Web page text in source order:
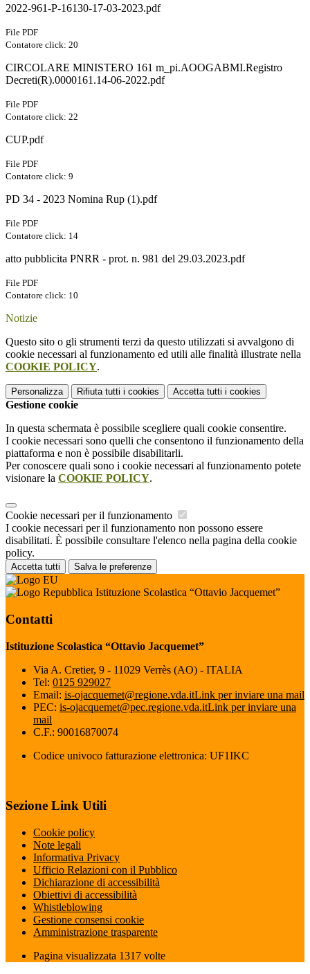
2022-961-P-16130-17-03-2023.pdf
File PDF
Contatore click: 20
CIRCOLARE MINISTERO 161 m_pi.AOOGABMI.Registro
Decreti(R).0000161.14-06-2022.pdf
File PDF
Contatore click: 22
CUP.pdf
File PDF
Contatore click: 9
PD 34 - 2023 Nomina Rup (1).pdf
File PDF
Contatore click: 14
atto pubblicita PNRR - prot. n. 981 del 29.03.2023.pdf
File PDF
Contatore click: 10
Notizie
Questo sito o gli strumenti terzi da questo utilizzati si avvalgono di
cookie necessari al funzionamento ed utili alle finalità illustrate nella
COOKIE POLICY.
Personalizza Rifiuta tutti i cookies Accetta tutti i cookies
Gestione cookie
In questa schermata è possibile scegliere quali cookie consentire.
I cookie necessari sono quelli che consentono il funzionamento della
piattaforma e non è possibile disabilitarli.
Per conoscere quali sono i cookie necessari al funzionamento potete
visionare la COOKIE POLICY.
Cookie necessari per il funzionamento
I cookie necessari per il funzionamento non possono essere
disabilitati. È possibile consultare l'elenco nella pagina della cookie
policy.
Accetta tutti Salva le preferenze
Istituzione Scolastica “Ottavio Jacquemet”
Contatti
Istituzione Scolastica “Ottavio Jacquemet”
Via A. Cretier, 9 - 11029 Verrès (AO) - ITALIA
Tel: 0125 929027
Email: is-ojacquemet@regione.vda.itLink per inviare una mail
PEC: is-ojacquemet@pec.regione.vda.itLink per inviare una
mail
C.F.: 90016870074
Codice univoco fatturazione elettronica: UF1IKC
Sezione Link Utili
Cookie policy
Note legali
Informativa Privacy
Ufficio Relazioni con il Pubblico
Dichiarazione di accessibilità
Obiettivi di accessibilità
Whistleblowing
Gestione consensi cookie
Amministrazione trasparente
Pagina visualizzata 1317 volte